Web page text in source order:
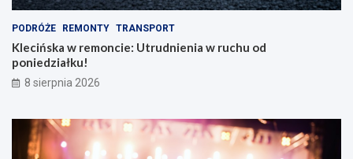
PODRÓŻE REMONTY TRANSPORT
Klecińska w remoncie: Utrudnienia w ruchu od
poniedziałku!
8 sierpnia 2026